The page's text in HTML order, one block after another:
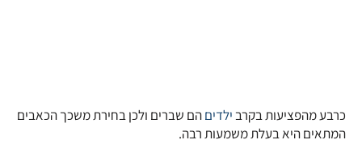
כרבע מהפציעות בקרבילדיםהם שברים ולכן בחירת משכך הכאבים
המתאים היא בעלת משמעות רבה.